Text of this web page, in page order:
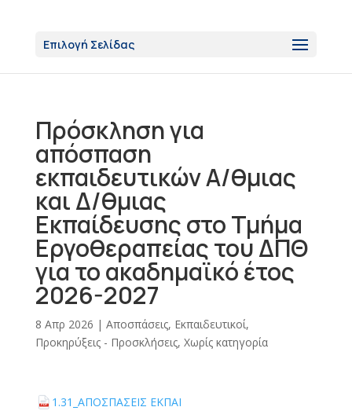
Επιλογή Σελίδας
Πρόσκληση για
απόσπαση
εκπαιδευτικών Α/θμιας
και Δ/θμιας
Εκπαίδευσης στο Τμήμα
Εργοθεραπείας του ΔΠΘ
για το ακαδημαϊκό έτος
2026-2027
8 Απρ 2026 | Αποσπάσεις, Εκπαιδευτικοί,
Προκηρύξεις - Προσκλήσεις, Χωρίς κατηγορία
PDF
PDF file:
1.31_ΑΠΟΣΠΑΣΕΙΣ ΕΚΠΑΙ